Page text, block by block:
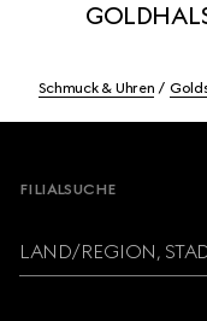
Schmuck & Uhren
FILIALSUCHE
LAND/REGION,